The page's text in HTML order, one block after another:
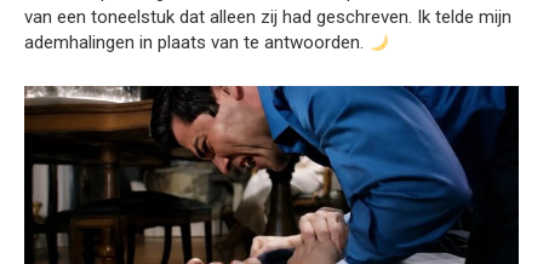
van een toneelstuk dat alleen zij had geschreven. Ik telde mijn
ademhalingen in plaats van te antwoorden.